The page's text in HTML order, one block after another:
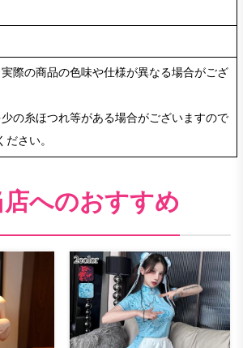
際の商品の色味や仕様が異なる場合がござ
の糸ほつれ等がある場合がございますので
ださい。
店へのおすすめ